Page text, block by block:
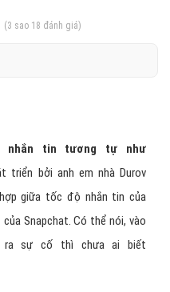
(3 sao 18 đánh giá)
nhắn tin tương tự như
triển bởi anh em nhà Durov
giữa tốc độ nhắn tin của
Snapchat. Có thể nói, vào
ra sự cố thì chưa ai biết